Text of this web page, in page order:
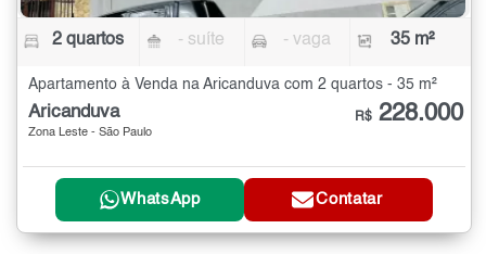
2 quartos - suíte - vaga 35 m²
Apartamento à Venda na Aricanduva com 2 quartos - 35 m²
Aricanduva
Zona Leste - São Paulo
R$ 228.000
WhatsApp Contatar